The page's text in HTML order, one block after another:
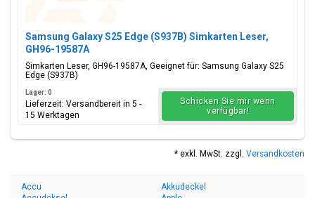
Samsung Galaxy S25 Edge (S937B) Simkarten Leser,
GH96-19587A
Simkarten Leser, GH96-19587A, Geeignet für: Samsung Galaxy S25
Edge (S937B)
Lager: 0
Lieferzeit: Versandbereit in 5 -
15 Werktagen
Schicken Sie mir wenn
verfügbar!
* exkl. MwSt. zzgl. Versandkosten
Accu
Akkudeckel